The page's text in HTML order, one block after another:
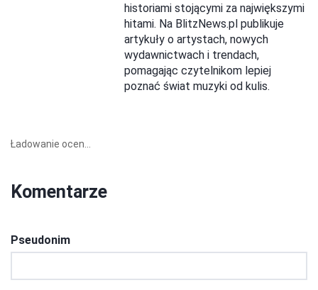
historiami stojącymi za największymi
hitami. Na BlitzNews.pl publikuje
artykuły o artystach, nowych
wydawnictwach i trendach,
pomagając czytelnikom lepiej
poznać świat muzyki od kulis.
Ładowanie ocen...
Komentarze
Pseudonim